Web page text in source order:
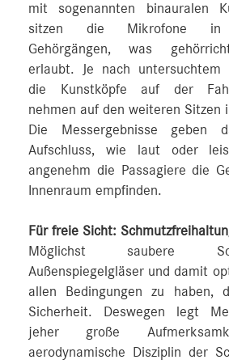
mit sogenannten binauralen
sitzen die Mikrofone in
Gehörgängen, was
erlaubt. Je nach untersuchtem
die Kunstköpfe auf der
nehmen auf den weiteren Sitzen
Die Messergebnisse geben
Aufschluss, wie laut oder
angenehm die Passagiere die
Innenraum empfinden.
Für freie Sicht:
Möglichst saubere
Außenspiegelgläser und damit
allen Bedingungen zu haben,
Sicherheit. Deswegen legt
jeher große
aerodynamische Disziplin der